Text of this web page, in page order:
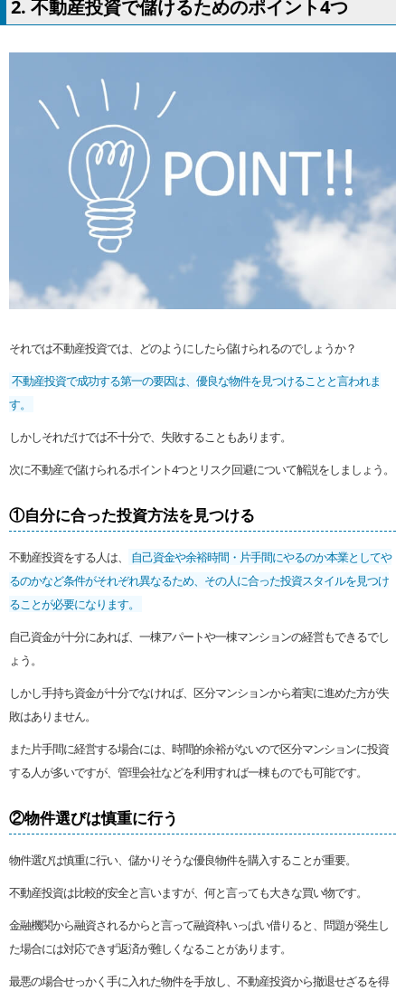
2. 不動産投資で儲けるためのポイント4つ
それでは不動産投資では、どのようにしたら儲けられるのでしょうか？
不動産投資で成功する第一の要因は、優良な物件を見つけることと言われま
す。
しかしそれだけでは不十分で、失敗することもあります。
次に不動産で儲けられるポイント4つとリスク回避について解説をしましょう。
①自分に合った投資方法を見つける
不動産投資をする人は、
自己資金や余裕時間・片手間にやるのか本業としてや
るのかなど条件がそれぞれ異なるため、その人に合った投資スタイルを見つけ
ることが必要になります。
自己資金が十分にあれば、一棟アパートや一棟マンションの経営もできるでし
ょう。
しかし手持ち資金が十分でなければ、区分マンションから着実に進めた方が失
敗はありません。
また片手間に経営する場合には、時間的余裕がないので区分マンションに投資
する人が多いですが、管理会社などを利用すれば一棟ものでも可能です。
②物件選びは慎重に行う
物件選びは慎重に行い、儲かりそうな優良物件を購入することが重要。
不動産投資は比較的安全と言いますが、何と言っても大きな買い物です。
金融機関から融資されるからと言って融資枠いっぱい借りると、問題が発生し
た場合には対応できず返済が難しくなることがあります。
最悪の場合せっかく手に入れた物件を手放し、不動産投資から撤退せざるを得